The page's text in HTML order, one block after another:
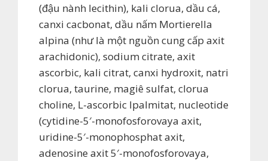
(đậu nành lecithin), kali clorua, dầu cá,
canxi cacbonat, dầu nấm Mortierella
alpina (như là một nguồn cung cấp axit
arachidonic), sodium citrate, axit
ascorbic, kali citrat, canxi hydroxit, natri
clorua, taurine, magiê sulfat, clorua
choline, L-ascorbic lpalmitat, nucleotide
(cytidine-5′-monofosforovaya axit,
uridine-5′-monophosphat axit,
adenosine axit 5′-monofosforovaya,